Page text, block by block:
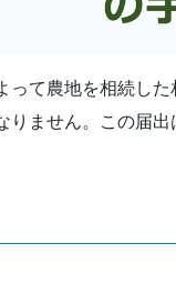
って農地を相続し
りません。この届